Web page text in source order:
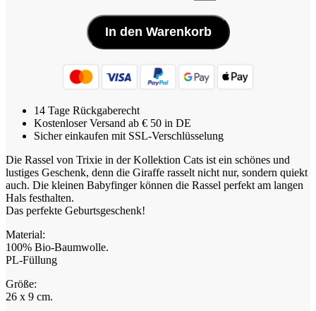
In den Warenkorb
14 Tage Rückgaberecht
Kostenloser Versand ab € 50 in DE
Sicher einkaufen mit SSL-Verschlüsselung
Die Rassel von Trixie in der Kollektion Cats ist ein schönes und
lustiges Geschenk, denn die Giraffe rasselt nicht nur, sondern quiekt
auch. Die kleinen Babyfinger können die Rassel perfekt am langen
Hals festhalten.
Das perfekte Geburtsgeschenk!
Material:
100% Bio-Baumwolle.
PL-Füllung
Größe:
26 x 9 cm.